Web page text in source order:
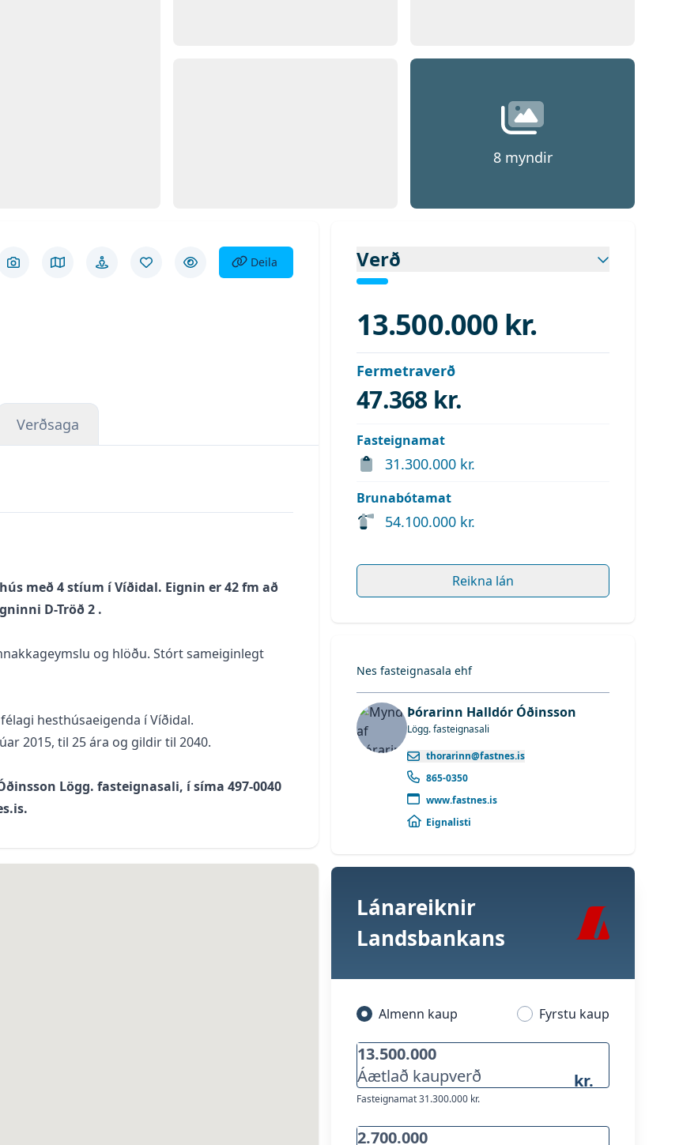
8myndir
Skoða myndirSkoða á kortiGötusýnVista eignFela eign
Deila eign
Deila
Verðsaga
með 4 stíum í Víðidal. Eignin er 42 fm að
D-Tröð 2 .
og hlöðu. Stórt sameiginlegt
hesthúsaeigenda í Víðidal.
2015, til 25 ára og gildir til 2040.
Lögg. fasteignasali, í síma 497-0040
Verð
13.500.000 kr.
Fermetraverð
47.368 kr.
Fasteignamat
31.300.000 kr.
Brunabótamat
54.100.000 kr.
Reikna lán
Nes fasteignasala ehf
Þórarinn Halldór Óðinsson
Lögg. fasteignasali
thorarinn@fastnes.is
865-0350
www.fastnes.is
Eignalisti
Lánareiknir
Landsbankans
Almenn kaup Fyrstu kaup
Áætlað kaupverð kr.
Fasteignamat31.300.000 kr.